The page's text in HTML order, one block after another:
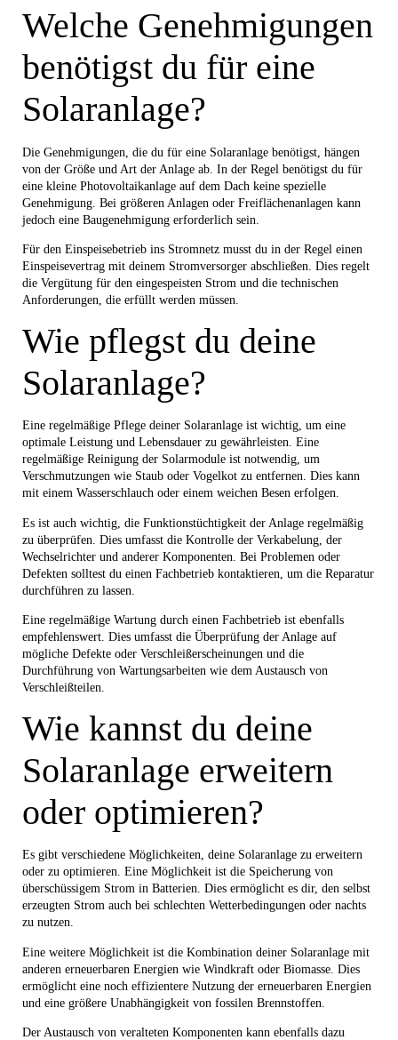
Welche Genehmigungen
benötigst du für eine
Solaranlage?
Die Genehmigungen, die du für eine Solaranlage benötigst, hängen
von der Größe und Art der Anlage ab. In der Regel benötigst du für
eine kleine Photovoltaikanlage auf dem Dach keine spezielle
Genehmigung. Bei größeren Anlagen oder Freiflächenanlagen kann
jedoch eine Baugenehmigung erforderlich sein.
Für den Einspeisebetrieb ins Stromnetz musst du in der Regel einen
Einspeisevertrag mit deinem Stromversorger abschließen. Dies regelt
die Vergütung für den eingespeisten Strom und die technischen
Anforderungen, die erfüllt werden müssen.
Wie pflegst du deine
Solaranlage?
Eine regelmäßige Pflege deiner Solaranlage ist wichtig, um eine
optimale Leistung und Lebensdauer zu gewährleisten. Eine
regelmäßige Reinigung der Solarmodule ist notwendig, um
Verschmutzungen wie Staub oder Vogelkot zu entfernen. Dies kann
mit einem Wasserschlauch oder einem weichen Besen erfolgen.
Es ist auch wichtig, die Funktionstüchtigkeit der Anlage regelmäßig
zu überprüfen. Dies umfasst die Kontrolle der Verkabelung, der
Wechselrichter und anderer Komponenten. Bei Problemen oder
Defekten solltest du einen Fachbetrieb kontaktieren, um die Reparatur
durchführen zu lassen.
Eine regelmäßige Wartung durch einen Fachbetrieb ist ebenfalls
empfehlenswert. Dies umfasst die Überprüfung der Anlage auf
mögliche Defekte oder Verschleißerscheinungen und die
Durchführung von Wartungsarbeiten wie dem Austausch von
Verschleißteilen.
Wie kannst du deine
Solaranlage erweitern
oder optimieren?
Es gibt verschiedene Möglichkeiten, deine Solaranlage zu erweitern
oder zu optimieren. Eine Möglichkeit ist die Speicherung von
überschüssigem Strom in Batterien. Dies ermöglicht es dir, den selbst
erzeugten Strom auch bei schlechten Wetterbedingungen oder nachts
zu nutzen.
Eine weitere Möglichkeit ist die Kombination deiner Solaranlage mit
anderen erneuerbaren Energien wie Windkraft oder Biomasse. Dies
ermöglicht eine noch effizientere Nutzung der erneuerbaren Energien
und eine größere Unabhängigkeit von fossilen Brennstoffen.
Der Austausch von veralteten Komponenten kann ebenfalls dazu